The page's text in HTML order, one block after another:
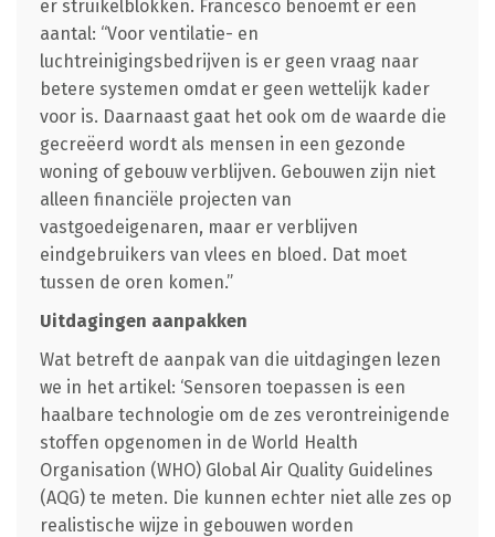
er struikelblokken. Francesco benoemt er een
aantal: “Voor ventilatie- en
luchtreinigingsbedrijven is er geen vraag naar
betere systemen omdat er geen wettelijk kader
voor is. Daarnaast gaat het ook om de waarde die
gecreëerd wordt als mensen in een gezonde
woning of gebouw verblijven. Gebouwen zijn niet
alleen financiële projecten van
vastgoedeigenaren, maar er verblijven
eindgebruikers van vlees en bloed. Dat moet
tussen de oren komen.”
Uitdagingen aanpakken
Wat betreft de aanpak van die uitdagingen lezen
we in het artikel: ‘Sensoren toepassen is een
haalbare technologie om de zes verontreinigende
stoffen opgenomen in de World Health
Organisation (WHO) Global Air Quality Guidelines
(AQG) te meten. Die kunnen echter niet alle zes op
realistische wijze in gebouwen worden